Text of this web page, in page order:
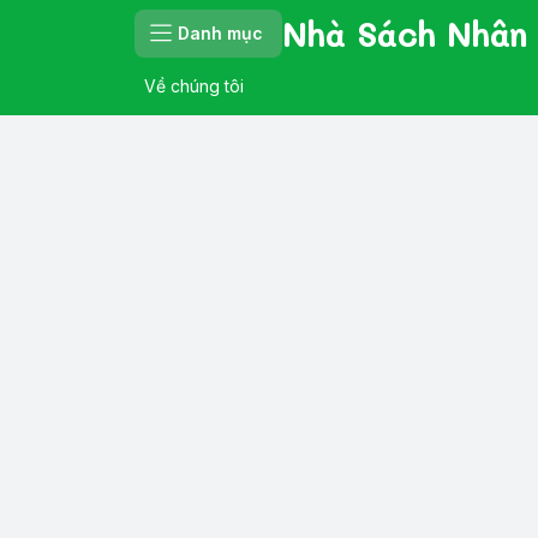
Danh mục Nhà Sách Nhân
Về chúng tôi